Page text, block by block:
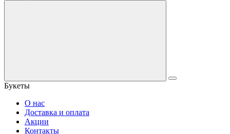
Букеты
О нас
Доставка и оплата
Акции
Контакты